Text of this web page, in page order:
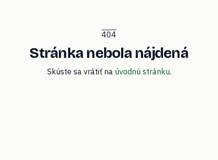
404
Stránka nebola nájdená
Skúste sa vrátiť na úvodnú stránku.